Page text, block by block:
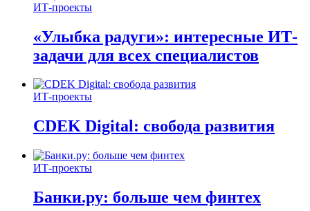
ИТ-проекты
«Улыбка радуги»: интересные ИТ-
задачи для всех специалистов
ИТ-проекты
CDEK Digital: свобода развития
ИТ-проекты
Банки.ру: больше чем финтех